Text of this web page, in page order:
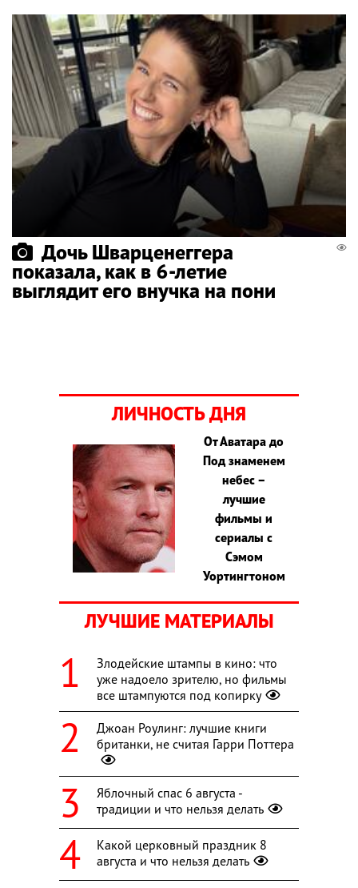
Дочь Шварценеггера
показала, как в 6-летие
выглядит его внучка на пони
ЛИЧНОСТЬ ДНЯ
От Аватара до
Под знаменем
небес –
лучшие
фильмы и
сериалы с
Сэмом
Уортингтоном
ЛУЧШИЕ МАТЕРИАЛЫ
Злодейские штампы в кино: что
уже надоело зрителю, но фильмы
все штампуются под копирку
Джоан Роулинг: лучшие книги
британки, не считая Гарри Поттера
Яблочный спас 6 августа -
традиции и что нельзя делать
Какой церковный праздник 8
августа и что нельзя делать